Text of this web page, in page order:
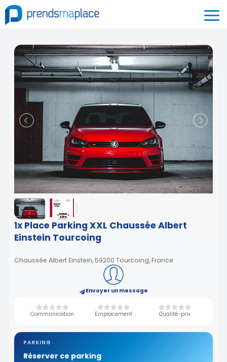
1x Place Parking XXL Chaussée Albert
Einstein Tourcoing
Chaussée Albert Einstein, 59200 Tourcoing, France
Envoyer un message
Communication Emplacement Qualité-prix
PARKING
Réserver ce parking